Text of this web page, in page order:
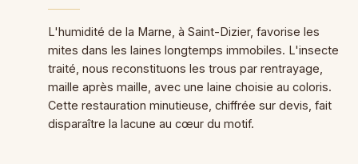
L'humidité de la Marne, à Saint-Dizier, favorise les
mites dans les laines longtemps immobiles. L'insecte
traité, nous reconstituons les trous par rentrayage,
maille après maille, avec une laine choisie au coloris.
Cette restauration minutieuse, chiffrée sur devis, fait
disparaître la lacune au cœur du motif.